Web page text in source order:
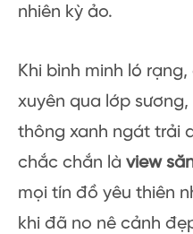
nhiên kỳ ảo.
Khi bình minh ló
xuyên qua lớp
thông xanh ngát trải
chắc chắn là view
mọi tín đồ yêu thiên
khi đã no nê cảnh